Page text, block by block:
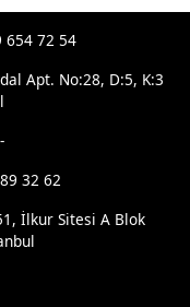
654 72 54
Apt. No:28, D:5, K:3
32 62
İlkur Sitesi A Blok